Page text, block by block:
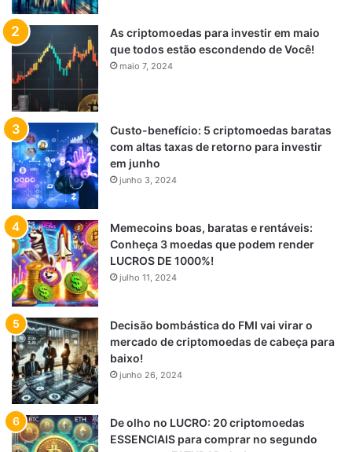
As criptomoedas para investir em maio
que todos estão escondendo de Você!
maio 7, 2024
Custo-benefício: 5 criptomoedas baratas
com altas taxas de retorno para investir
em junho
junho 3, 2024
Memecoins boas, baratas e rentáveis:
Conheça 3 moedas que podem render
LUCROS DE 1000%!
julho 11, 2024
Decisão bombástica do FMI vai virar o
mercado de criptomoedas de cabeça para
baixo!
junho 26, 2024
De olho no LUCRO: 20 criptomoedas
ESSENCIAIS para comprar no segundo